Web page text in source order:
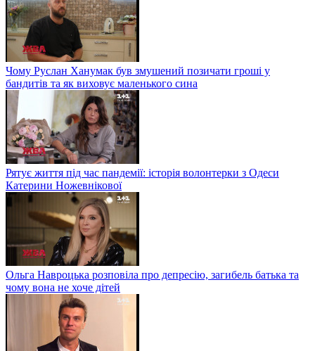
Чому Руслан Ханумак був змушений позичати гроші у
бандитів та як виховує маленького сина
Рятує життя під час пандемії: історія волонтерки з Одеси
Катерини Ножевнікової
Ольга Навроцька розповіла про депресію, загибель батька та
чому вона не хоче дітей